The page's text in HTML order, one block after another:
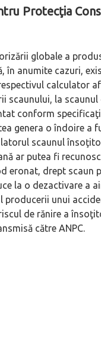
Protecţia
globale a
în anumite cazuri,
calculator
scaunului, la
conform
genera o îndoire a
scaunul
ar putea fi
eronat, drept scaun
la o dezactivare a
producerii unui
de rănire a
către ANPC.